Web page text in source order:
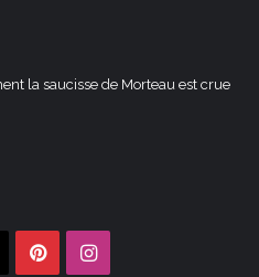
la saucisse de Morteau est crue
PinterestInstagram